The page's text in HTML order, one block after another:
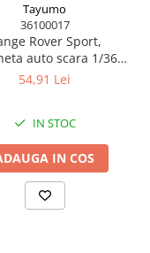
Tayumo
36100017
Rover Sport,
auto scara 1/36
Tayumo
54,91 Lei
IN STOC
IN COS